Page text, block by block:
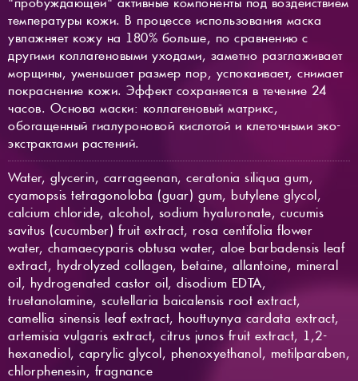
температуры кожи. В процессе использования маска
увлажняет кожу на 180% больше, по сравнению с
другими коллагеновыми уходами, заметно разглаживает
морщины, уменьшает размер пор, успокаивает, снимает
покраснение кожи. Эффект сохраняется в течение 24
часов. Основа маски: коллагеновый матрикс,
обогащенный гиалуроновой кислотой и клеточными эко-
экстрактами растений.
Water, glycerin, carrageenan, ceratonia siliqua gum,
cyamopsis tetragonoloba (guar) gum, butylene glycol,
calcium chloride, alcohol, sodium hyaluronate, cucumis
savitus (cucumber) fruit extract, rosa centifolia flower
water, chamaecyparis obtusa water, aloe barbadensis leaf
extract, hydrolyzed collagen, betaine, allantoine, mineral
oil, hydrogenated castor oil, disodium EDTA,
truetanolamine, scutellaria baicalensis root extract,
camellia sinensis leaf extract, houttuynya cardata extract,
artemisia vulgaris extract, citrus junos fruit extract, 1,2-
hexanediol, caprylic glycol, phenoxyethanol, metilparaben,
chlorphenesin, fragnance